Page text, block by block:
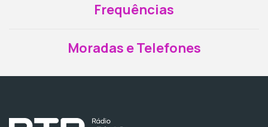
Frequências
Moradas e Telefones